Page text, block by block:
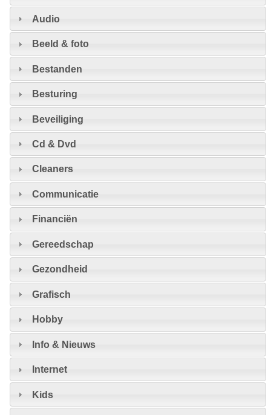
Audio
Beeld & foto
Bestanden
Besturing
Beveiliging
Cd & Dvd
Cleaners
Communicatie
Financiën
Gereedschap
Gezondheid
Grafisch
Hobby
Info & Nieuws
Internet
Kids